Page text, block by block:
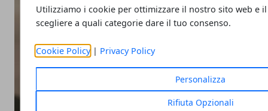
Utilizziamo i cookie per ottimizzare il nostro sito web e
scegliere a quali categorie dare il tuo consenso.
Cookie Policy| Privacy Policy
Personalizza
Rifiuta Opzionali